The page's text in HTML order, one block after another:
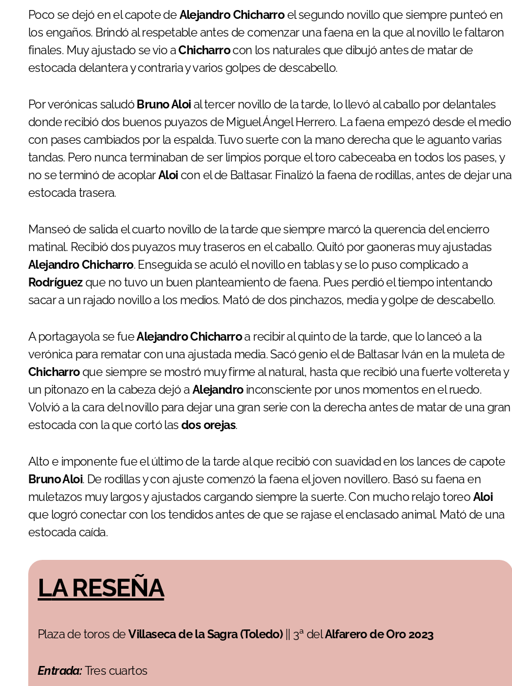
Poco se dejó en el capote deAlejandro Chicharroel segundo novillo que siempre punteó en
los engaños. Brindó al respetable antes de comenzar una faena en la que al novillo le faltaron
finales. Muy ajustado se vio aChicharrocon los naturales que dibujó antes de matar de
estocada delantera y contraria y varios golpes de descabello.
Por verónicas saludóBruno Aloi al tercer novillo de la tarde, lo llevó al caballo por delantales
donde recibió dos buenos puyazos de Miguel Ángel Herrero. La faena empezó desde el medio
con pases cambiados por la espalda. Tuvo suerte con la mano derecha que le aguanto varias
tandas. Pero nunca terminaban de ser limpios porque el toro cabeceaba en todos los pases, y
no se terminó de acoplarAloi con el de Baltasar. Finalizó la faena de rodillas, antes de dejar una
estocada trasera.
Manseó de salida el cuarto novillo de la tarde que siempre marcó la querencia del encierro
matinal. Recibió dos puyazos muy traseros en el caballo. Quitó por gaoneras muy ajustadas
Alejandro Chicharro. Enseguida se aculó el novillo en tablas y se lo puso complicado a
Rodríguezque no tuvo un buen planteamiento de faena. Pues perdió el tiempo intentando
sacar a un rajado novillo a los medios. Mató de dos pinchazos, media y golpe de descabello.
A portagayola se fueAlejandro Chicharroa recibir al quinto de la tarde, que lo lanceó a la
verónica para rematar con una ajustada media. Sacó genio el de Baltasar Iván en la muleta de
Chicharroque siempre se mostró muy firme al natural, hasta que recibió una fuerte voltereta y
un pitonazo en la cabeza dejó a Alejandro inconsciente por unos momentos en el ruedo.
Volvió a la cara del novillo para dejar una gran serie con la derecha antes de matar de una gran
estocada con la que cortó las dos orejas.
Alto e imponente fue el último de la tarde al que recibió con suavidad en los lances de capote
Bruno Aloi. De rodillas y con ajuste comenzó la faena el joven novillero. Basó su faena en
muletazos muy largos y ajustados cargando siempre la suerte. Con mucho relajo toreoAloi
que logró conectar con los tendidos antes de que se rajase el enclasado animal. Mató de una
estocada caída.
LA RESEÑA
Plaza de toros deVillaseca de la Sagra (Toledo)|| 3ª delAlfarero de Oro2023
Entrada:Tres cuartos